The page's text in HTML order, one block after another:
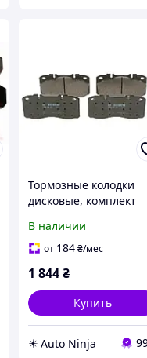
Тормозные колодки
дисковые, комплект
В наличии
от 184₴/мес
1 844₴
Купить
✴️ Auto Ninja